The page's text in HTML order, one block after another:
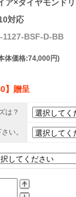
ア×ダイヤモンドリ
対応
BSF-D-BB
体価格:74,000円)
】贈呈
は？
い。